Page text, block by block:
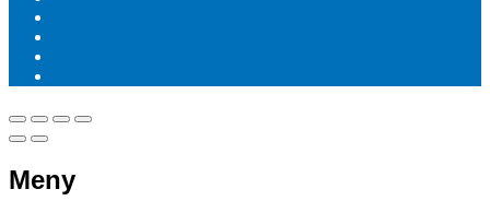
Meny